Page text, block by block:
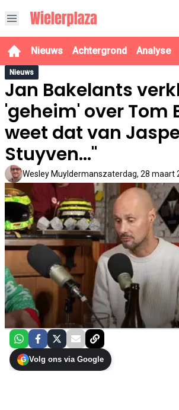
Nieuws Achtergrond Analyse
Nieuws
Jan Bakelants
'geheim' over Tom
weet dat van
Stuyven..."
Wesley Muyldermanszaterdag, 28 maart
G Volg ons via Google